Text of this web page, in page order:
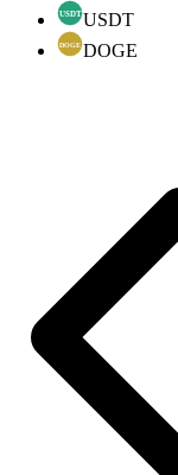
USDT
DOGE